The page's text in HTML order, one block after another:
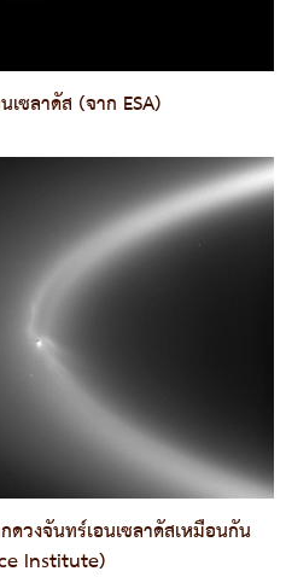
ซลาดัส (จาก ESA)
ดวงจันทร์เอนเซลาดัสเหมือนกัน
Institute)